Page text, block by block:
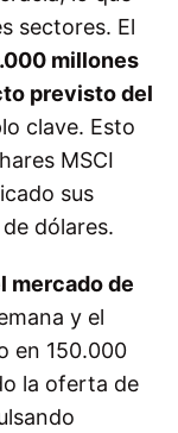
sectores. El
millones
previsto del
clave. Esto
MSCI
sus
dólares.
mercado de
y el
en 150.000
la oferta de